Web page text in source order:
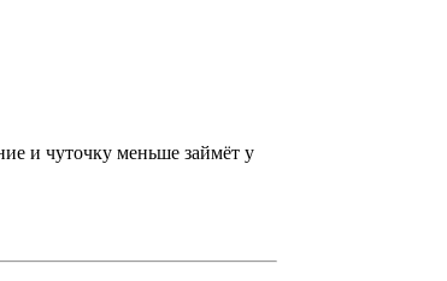
и чуточку меньше займёт у